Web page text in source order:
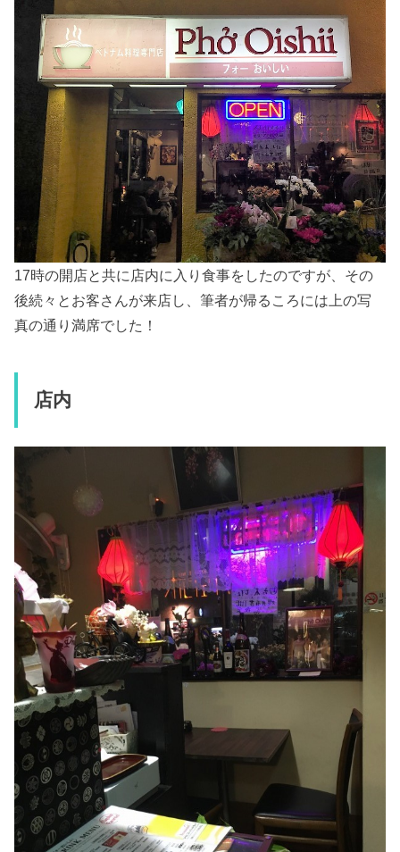
17時の開店と共に店内に入り食事をしたのですが、その
後続々とお客さんが来店し、筆者が帰るころには上の写
真の通り満席でした！
店内